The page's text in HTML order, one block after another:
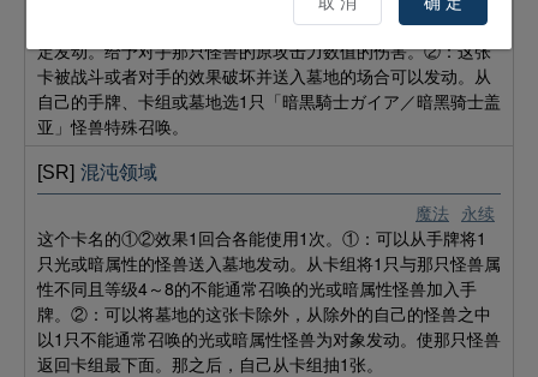
士」。①：这张卡用战斗将对手怪兽破坏并送入墓地的场合必
定发动。给予对手那只怪兽的原攻击力数值的伤害。②：这张
卡被战斗或者对手的效果破坏并送入墓地的场合可以发动。从
自己的手牌、卡组或墓地选1只「暗黒騎士ガイア／暗黑骑士盖
亚」怪兽特殊召唤。
魔法 永续
[SR] 混沌领域
这个卡名的①②效果1回合各能使用1次。①：可以从手牌将1
只光或暗属性的怪兽送入墓地发动。从卡组将1只与那只怪兽属
性不同且等级4～8的不能通常召唤的光或暗属性怪兽加入手
牌。②：可以将墓地的这张卡除外，从除外的自己的怪兽之中
以1只不能通常召唤的光或暗属性怪兽为对象发动。使那只怪兽
返回卡组最下面。那之后，自己从卡组抽1张。